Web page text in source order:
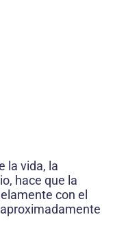
la vida, la
hace que la
con el